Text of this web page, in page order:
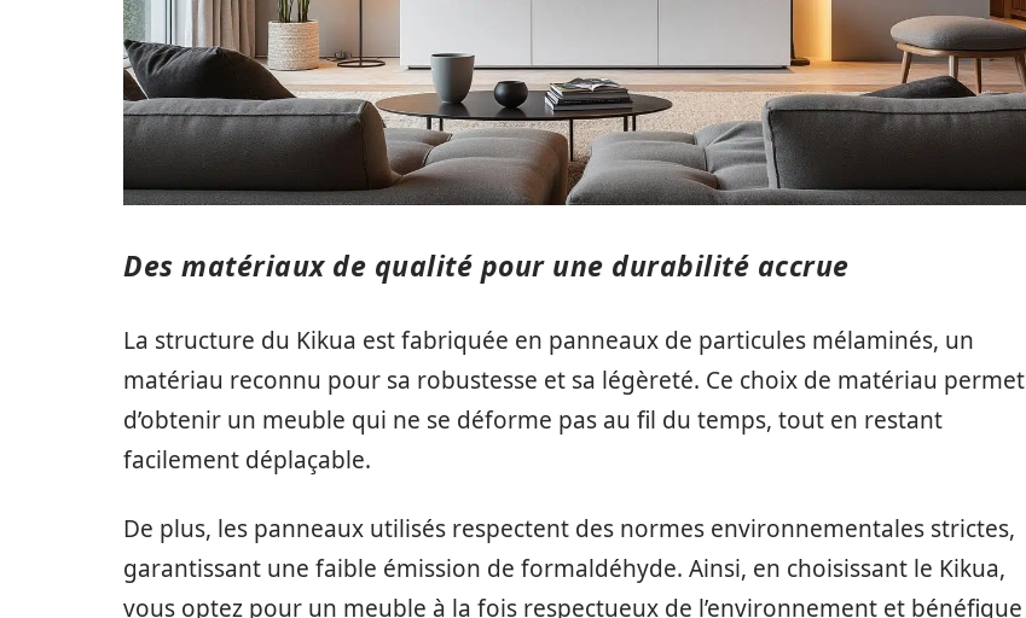
Des matériaux de qualité pour une durabilité accrue
La structure du Kikua est fabriquée en panneaux de particules mélaminés, un
matériau reconnu pour sa robustesse et sa légèreté. Ce choix de matériau permet
d’obtenir un meuble qui ne se déforme pas au fil du temps, tout en restant
facilement déplaçable.
De plus, les panneaux utilisés respectent des normes environnementales strictes,
garantissant une faible émission de formaldéhyde. Ainsi, en choisissant le Kikua,
vous optez pour un meuble à la fois respectueux de l’environnement et bénéfique